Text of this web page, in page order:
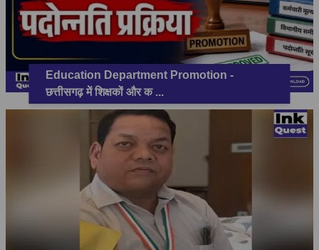
Education Department Promotion -
छत्तीसगढ़ में शिक्षकों और क...